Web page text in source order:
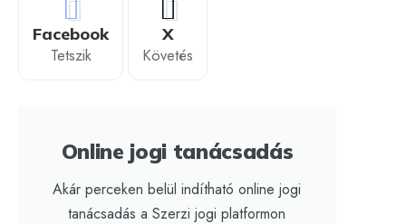
Facebook
Tetszik
X
Követés
Online jogi tanácsadás
Akár perceken belül indítható online jogi
tanácsadás a Szerzi jogi platformon